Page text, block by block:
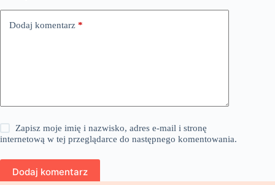
Dodaj komentarz *
Zapisz moje imię i nazwisko, adres e-mail i stronę
internetową w tej przeglądarce do następnego komentowania.
Dodaj komentarz